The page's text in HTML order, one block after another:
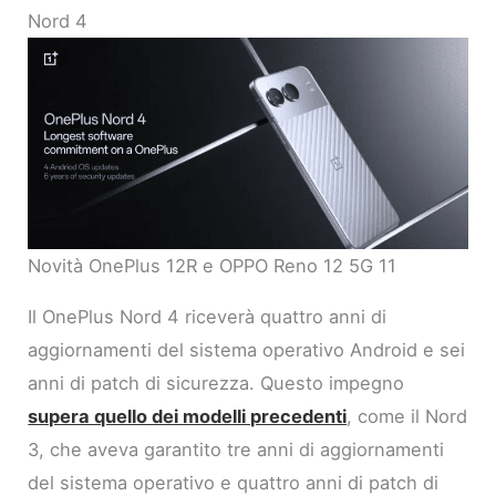
Nord 4
Novità OnePlus 12R e OPPO Reno 12 5G 11
Il OnePlus Nord 4 riceverà quattro anni di
aggiornamenti del sistema operativo Android e sei
anni di patch di sicurezza. Questo impegno
supera quello dei modelli precedenti, come il Nord
3, che aveva garantito tre anni di aggiornamenti
del sistema operativo e quattro anni di patch di